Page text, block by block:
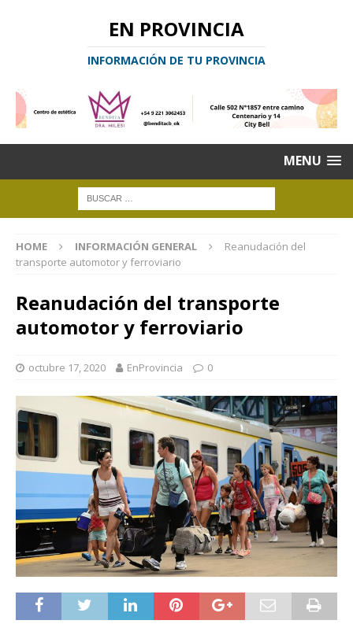
EN PROVINCIA
INFORMACIÓN DE TU PROVINCIA
MENU
HOME INFORMACIÓN GENERAL
Reanudación del
transporte automotor y ferroviario
Reanudación del transporte
automotor y ferroviario
octubre 17, 2020 EnProvincia 0